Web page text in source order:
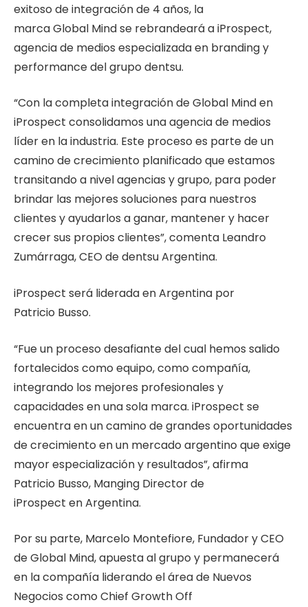
exitoso de integración de 4 años, la
marca Global Mind se rebrandeará a iProspect,
agencia de medios especializada en branding y
performance del grupo dentsu.
“Con la completa integración de Global Mind en
iProspect consolidamos una agencia de medios
líder en la industria. Este proceso es parte de un
camino de crecimiento planificado que estamos
transitando a nivel agencias y grupo, para poder
brindar las mejores soluciones para nuestros
clientes y ayudarlos a ganar, mantener y hacer
crecer sus propios clientes”, comenta Leandro
Zumárraga, CEO de dentsu Argentina.
iProspect será liderada en Argentina por
Patricio Busso.
“Fue un proceso desafiante del cual hemos salido
fortalecidos como equipo, como compañía,
integrando los mejores profesionales y
capacidades en una sola marca. iProspect se
encuentra en un camino de grandes oportunidades
de crecimiento en un mercado argentino que exige
mayor especialización y resultados”, afirma
Patricio Busso, Manging Director de
iProspect en Argentina.
Por su parte, Marcelo Montefiore, Fundador y CEO
de Global Mind, apuesta al grupo y permanecerá
en la compañía liderando el área de Nuevos
Negocios como Chief Growth Off